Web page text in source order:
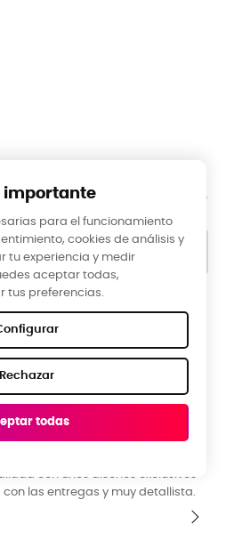
momento. Para ello, consulte
en el aviso legal.
Reviews
con unos diseños exclusivos
con las entregas y muy detallista.
importante
para el funcionamiento
cookies de análisis y
tu experiencia y medir
aceptar todas,
tus preferencias.
Rechazar
todas